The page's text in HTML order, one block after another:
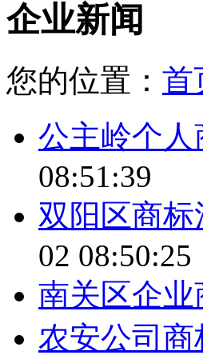
企业新闻
您的位置： 首
公主岭个
08:51:39
双阳区商
02 08:50:25
南关区企
农安公司